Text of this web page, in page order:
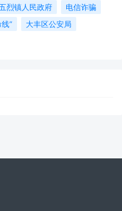
烈镇人民政府
电信诈骗
”
大丰区公安局